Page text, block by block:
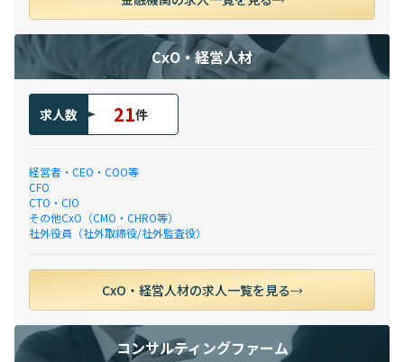
CxO・経営人材
求人数 21件
経営者・CEO・COO等
CFO
CTO・CIO
その他CxO（CMO・CHRO等）
社外役員（社外取締役/社外監査役）
CxO・経営人材の求人一覧を見る
コンサルティングファーム